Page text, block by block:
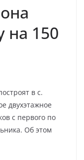
на 150
в с.
двухэтажное
с первого по
Об этом